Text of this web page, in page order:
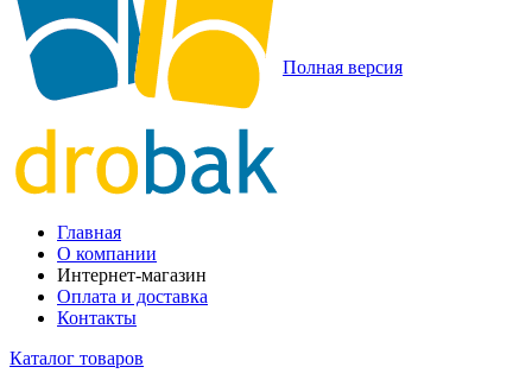
Полная версия
Главная
О компании
Интернет-магазин
Оплата и доставка
Контакты
Каталог товаров